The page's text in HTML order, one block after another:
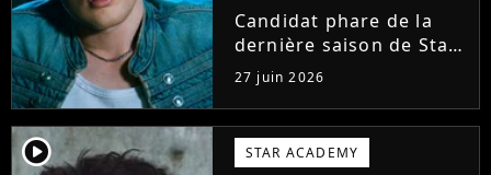
Candidat phare de la
dernière saison de Star
Academy, Bastiaan fait
enfin les présentations
en musique. Découvrez
son premier single
Château, très Troye
27 juin 2026
player2 STAR ACADEMY